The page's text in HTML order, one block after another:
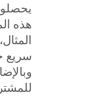
هذه